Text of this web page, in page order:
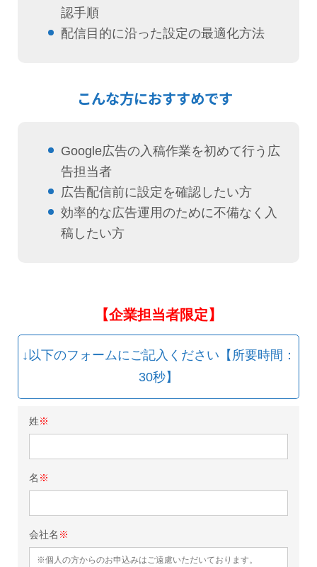
認手順
配信目的に沿った設定の最適化方法
こんな方におすすめです
Google広告の入稿作業を初めて行う広
告担当者
広告配信前に設定を確認したい方
効率的な広告運用のために不備なく入
稿したい方
【企業担当者限定】
↓以下のフォームにご記入ください【所要時間：
30秒】
姓※
名 ※
会社名 ※